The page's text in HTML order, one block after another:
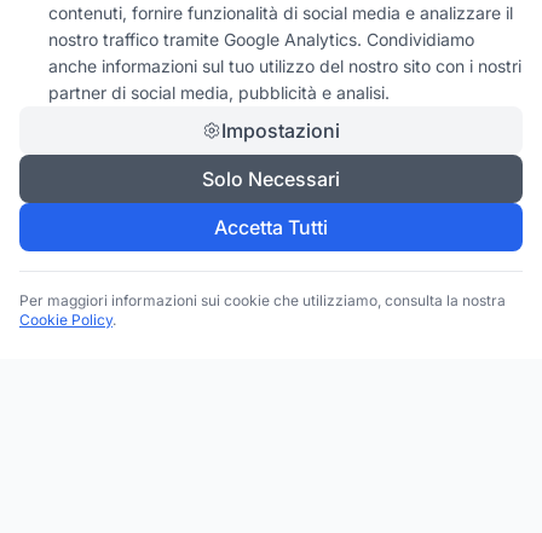
contenuti, fornire funzionalità di social media e analizzare il
nostro traffico tramite Google Analytics. Condividiamo
anche informazioni sul tuo utilizzo del nostro sito con i nostri
partner di social media, pubblicità e analisi.
Impostazioni
Solo Necessari
Accetta Tutti
Per maggiori informazioni sui cookie che utilizziamo, consulta la nostra
Cookie Policy.